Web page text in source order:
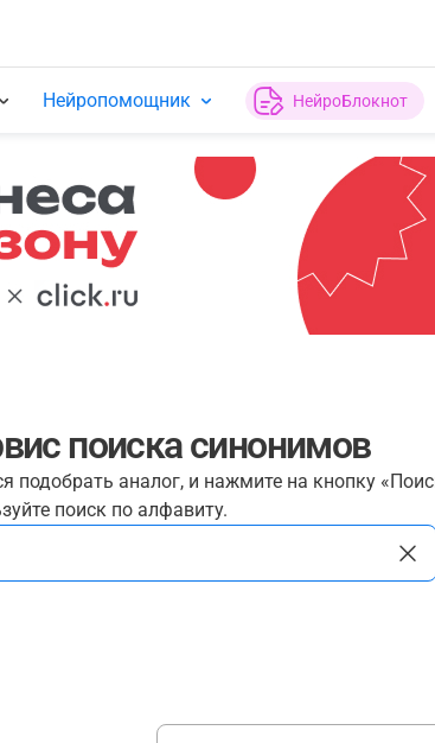
Нейропомощник НейроБлокнот
поиска синонимов
подобрать аналог, и нажмите на кнопку
поиск по алфавиту.